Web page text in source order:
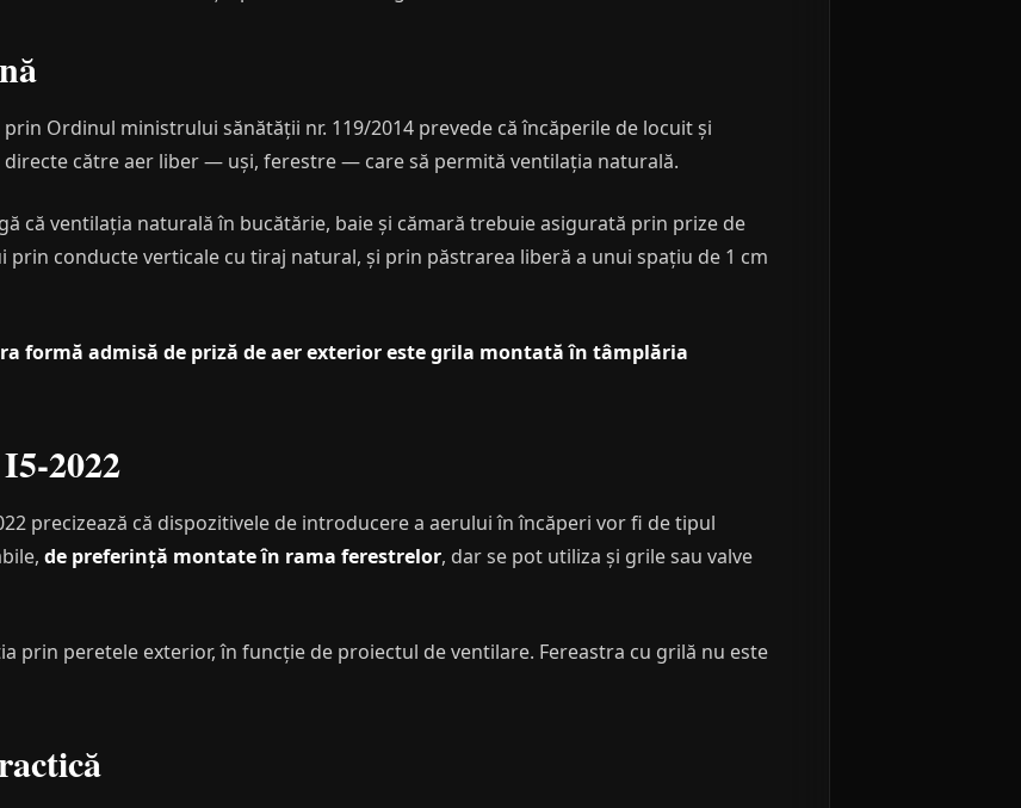
Ordinul ministrului sănătății nr. 119/2014 prevede că încăperile de locuit și
către aer liber — uși, ferestre — care să permită ventilația naturală.
că ventilația naturală în bucătărie, baie și cămară trebuie asigurată prin prize de
prin conducte verticale cu tiraj natural, și prin păstrarea liberă a unui spațiu de 1 cm
formă admisă de priză de aer exterior este grila montată în tâmplăria
2022
precizează că dispozitivele de introducere a aerului în încăperi vor fi de tipul
de preferință montate în rama ferestrelor, dar se pot utiliza și grile sau valve
prin peretele exterior, în funcție de proiectul de ventilare. Fereastra cu grilă nu este